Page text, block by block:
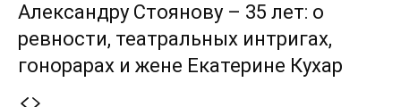
Александру Стоянову – 35 лет: о
ревности, театральных интригах,
гонорарах и жене Екатерине Кухар